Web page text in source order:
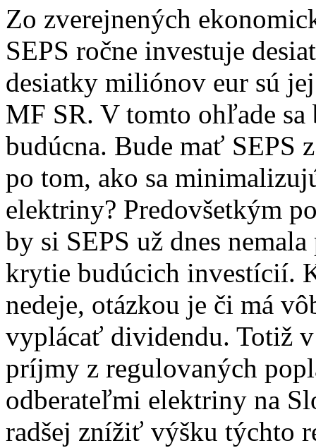
Zo zverejnených
SEPS ročne investuje
desiatky miliónov eur sú
MF SR. V tomto ohľade
budúcna. Bude mať SEPS
po tom, ako sa
elektriny? Predovšetkým
by si SEPS už dnes
krytie budúcich investícií.
nedeje, otázkou je či má
vyplácať dividendu. Totiž v
príjmy z regulovaných
odberateľmi elektriny na
radšej znížiť výšku týchto